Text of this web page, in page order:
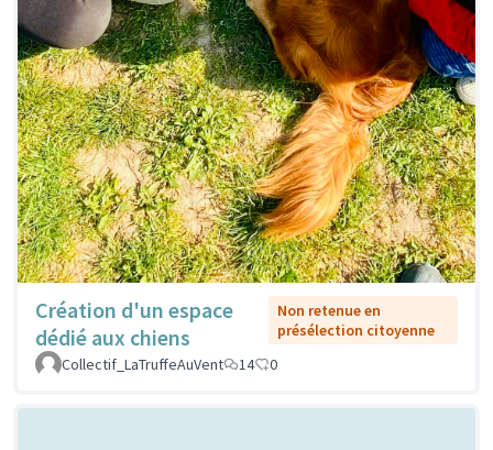
Création d'un espace
dédié aux chiens
Non retenue en
présélection citoyenne
Collectif_LaTruffeAuVent
14 0